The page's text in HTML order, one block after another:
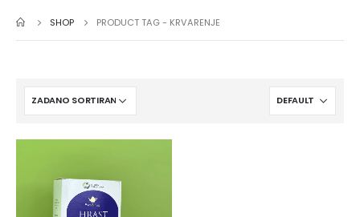
SHOP PRODUCT TAG - KRVARENJE